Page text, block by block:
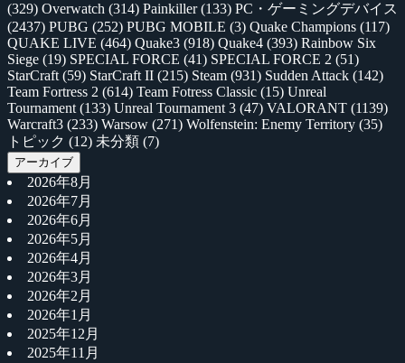
(329) Overwatch (314) Painkiller(133) PC・ゲーミングデバイス
(2437) PUBG (252) PUBG MOBILE (3) Quake Champions (117)
QUAKE LIVE (464) Quake3 (918) Quake4 (393) Rainbow Six
Siege (19) SPECIAL FORCE (41) SPECIAL FORCE 2 (51)
StarCraft (59) StarCraft II (215) Steam (931) Sudden Attack (142)
Team Fortress 2 (614) Team Fotress Classic (15) Unreal
Tournament (133) Unreal Tournament 3 (47) VALORANT (1139)
Warcraft3 (233) Warsow (271) Wolfenstein: Enemy Territory (35)
トピック (12) 未分類 (7)
アーカイブ
2026年8月
2026年7月
2026年6月
2026年5月
2026年4月
2026年3月
2026年2月
2026年1月
2025年12月
2025年11月